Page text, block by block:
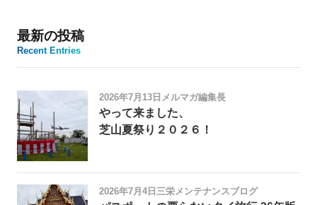
最新の投稿
Recent Entries
2026年7月13日 メルマガ編集長
やって来ました、
芝山夏祭り２０２６！
2026年7月4日 三栄メンテナンスブログ